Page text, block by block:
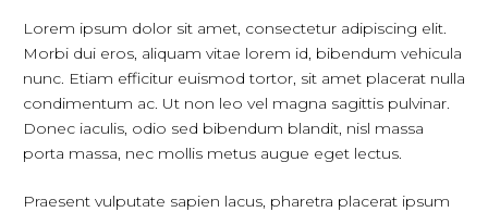
Lorem ipsum dolor sit amet, consectetur adipiscing elit.
Morbi dui eros, aliquam vitae lorem id, bibendum vehicula
nunc. Etiam efficitur euismod tortor, sit amet placerat nulla
condimentum ac. Ut non leo vel magna sagittis pulvinar.
Donec iaculis, odio sed bibendum blandit, nisl massa
porta massa, nec mollis metus augue eget lectus.
Praesent vulputate sapien lacus, pharetra placerat ipsum